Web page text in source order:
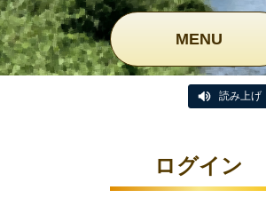
MENU
読み上げ
ログイン